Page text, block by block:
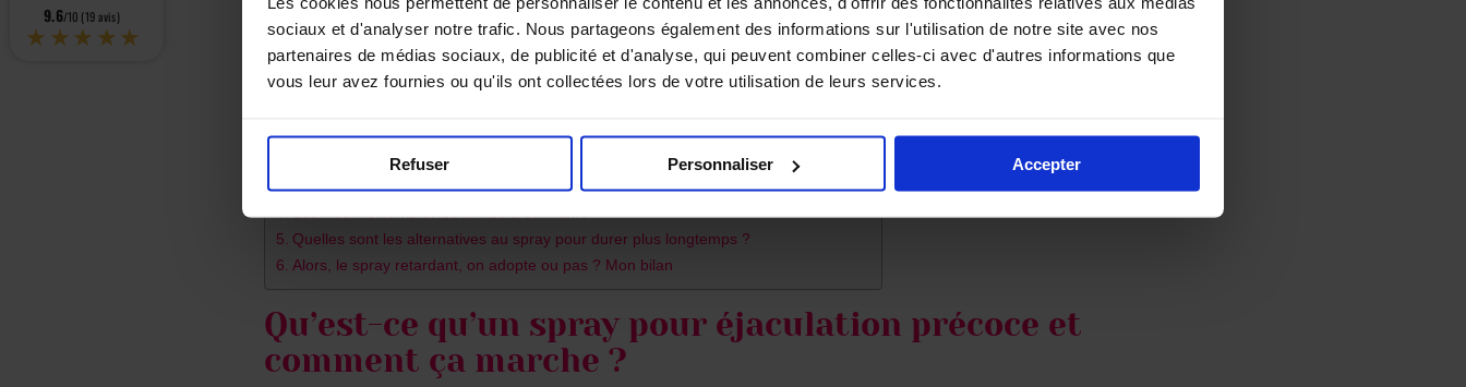
sociaux et d'analyser notre trafic. Nous partageons également des informations sur l'utilisation de notre site avec nos
partenaires de médias sociaux, de publicité et d'analyse, qui peuvent combiner celles-ci avec d'autres informations que
vous leur avez fournies ou qu'ils ont collectées lors de votre utilisation de leurs services.
Refuser Personnaliser Accepter
Qu’est-ce qu’un spray pour éjaculation précoce et comment ça marche ?
Comment bien utiliser un spray retardant ? Mon guide pas à pas
Les avantages du spray : pourquoi je trouve ça pratique
Les inconvénients et les limites à connaître
Quelles sont les alternatives au spray pour durer plus longtemps ?
Alors, le spray retardant, on adopte ou pas ? Mon bilan
Qu’est-ce qu’un spray pour éjaculation précoce et
comment ça marche ?
9.6/10 (19 avis)
★★★★★